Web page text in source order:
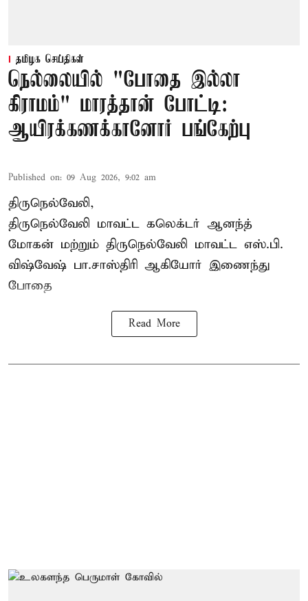
தமிழக செய்திகள்
நெல்லையில் "போதை இல்லா
கிராமம்" மாரத்தான் போட்டி:
ஆயிரக்கணக்கானோர் பங்கேற்பு
Published on: 09 Aug 2026, 9:02 am
திருநெல்வேலி,
திருநெல்வேலி மாவட்ட கலெக்டர் ஆனந்த்
மோகன் மற்றும் திருநெல்வேலி மாவட்ட எஸ்.பி.
விஷ்வேஷ் பா.சாஸ்திரி ஆகியோர் இணைந்து
போதை
Read More